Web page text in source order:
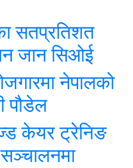
सतप्रतिशत
जान सिओई
नेपालको
पौडेल
केयर ट्रेनिङ
सञ्चालनमा